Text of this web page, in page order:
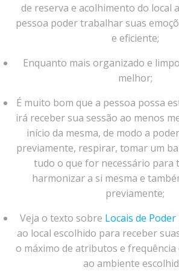
de reserva e acolhimento do local
pessoa poder trabalhar suas
e eficiente;
Enquanto mais organizado e
melhor;
É muito bom que a pessoa possa
irá receber sua sessão ao menos
início da mesma, de modo a
previamente, respirar, tomar um
tudo o que for necessário para
harmonizar a si mesma e
previamente;
Veja o texto sobre Locais de Poder
ao local escolhido para receber
o máximo de atributos e frequência
ao ambiente